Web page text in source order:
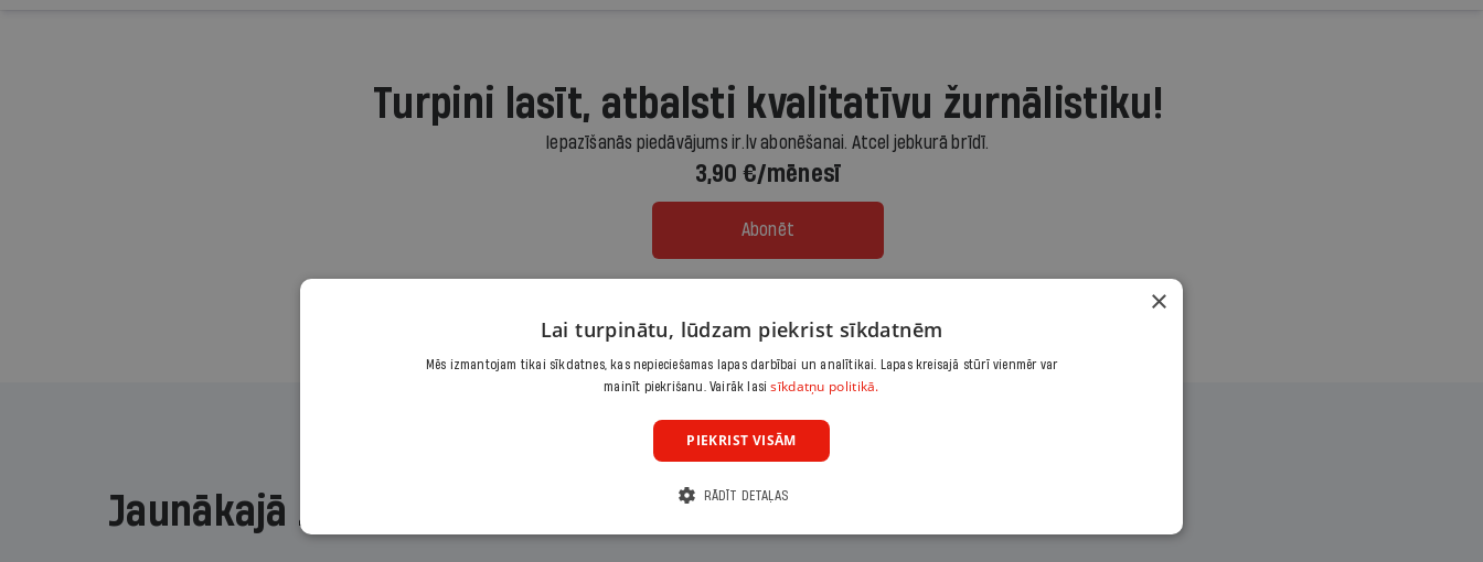
Turpini lasīt, atbalsti kvalitatīvu žurnālistiku!
Iepazīšanās piedāvājums ir.lv abonēšanai. Atcel jebkurā brīdī.
3,90 €/mēnesī
Abonēt
Jaunākajā žurnālā
×
Lai turpinātu, lūdzam piekrist sīkdatnēm
Mēs izmantojam tikai sīkdatnes, kas nepieciešamas lapas darbībai un analītikai. Lapas kreisajā stūrī vienmēr var
mainīt piekrišanu. Vairāk lasisīkdatņu politikā.
PIEKRIST VISĀM
RĀDĪT DETAĻAS